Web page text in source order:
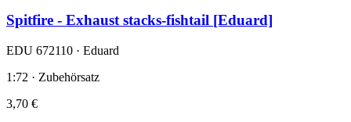
Spitfire - Exhaust stacks-fishtail [Eduard]
EDU 672110 · Eduard
1:72 · Zubehörsatz
3,70 €